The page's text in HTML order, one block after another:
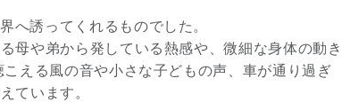
へ誘ってくれるものでした。
母や弟から発している熱感や、微細な身体の動き
える風の音や小さな子どもの声、車が通り過ぎ
ています。
3